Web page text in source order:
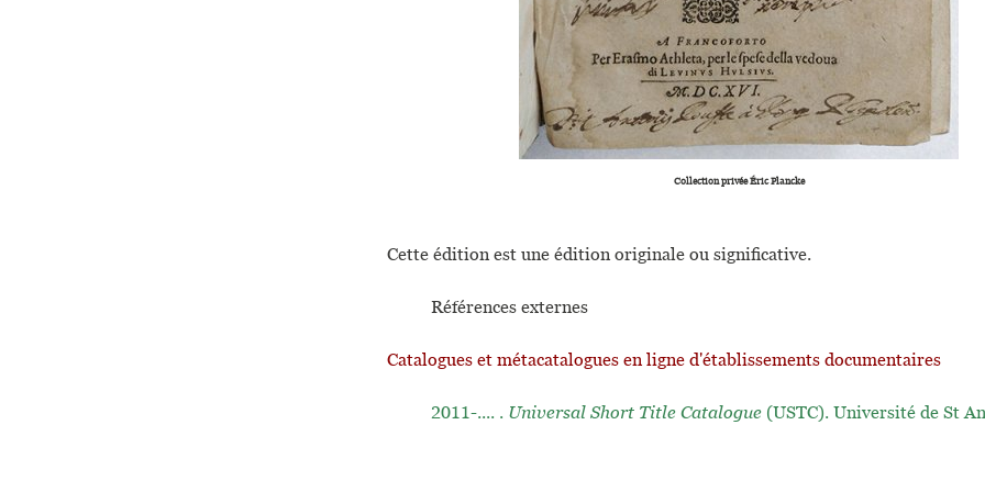
Collection privée Éric Plancke
Cette édition est une édition originale ou significative.
Références externes
Catalogues et métacatalogues en ligne d'établissements documentaires
2011-.... . Universal Short Title Catalogue (USTC). Université de St